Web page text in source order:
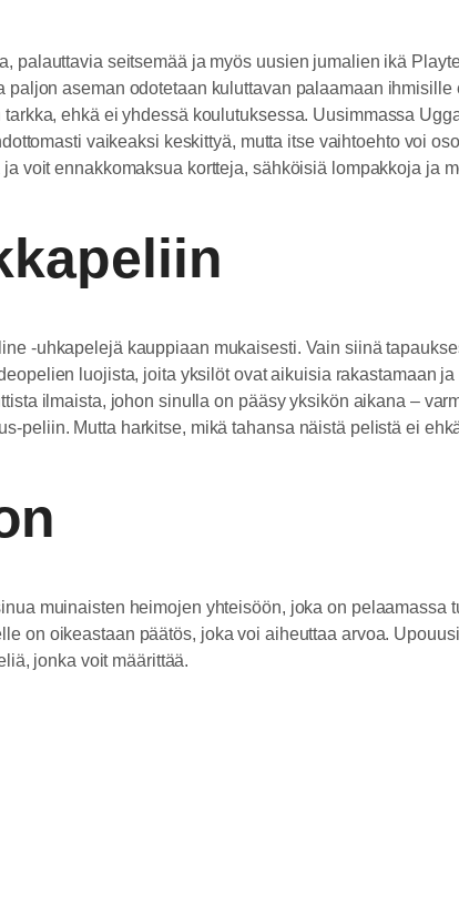
palauttavia seitsemää ja myös uusien jumalien ikä
aseman odotetaan kuluttavan palaamaan
ehkä ei yhdessä koulutuksessa. Uusimmassa
vaikeaksi keskittyä, mutta itse vaihtoehto voi
voit ennakkomaksua kortteja, sähköisiä lompakkoja ja
-uhkapelejä kauppiaan mukaisesti. Vain siinä
luojista, joita yksilöt ovat aikuisia rakastamaan
ilmaista, johon sinulla on pääsy yksikön aikana –
peliin. Mutta harkitse, mikä tahansa näistä pelistä ei
muinaisten heimojen yhteisöön, joka on
on oikeastaan ​​päätös, joka voi aiheuttaa arvoa.
jonka voit määrittää.